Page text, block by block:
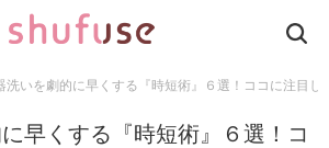
洗いを劇的に早くする『時短術』６選！ココに注目し
早くする『時短術』６選！コ